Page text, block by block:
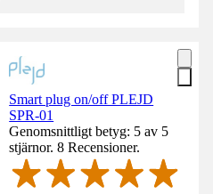
Smart plug on/off PLEJD
SPR-01
Genomsnittligt betyg: 5 av 5
stjärnor. 8 Recensioner.